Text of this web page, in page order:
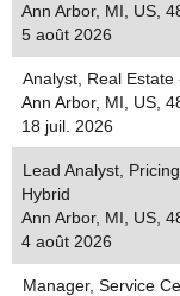
Ann Arbor, MI, US,
5 août 2026
Analyst, Real Estate
Ann Arbor, MI, US,
18 juil. 2026
Lead Analyst,
Hybrid
Ann Arbor, MI, US,
4 août 2026
Manager, Service